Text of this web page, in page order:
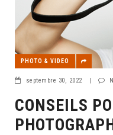
PHOTO & VIDEO
septembre 30, 2022 |
CONSEILS